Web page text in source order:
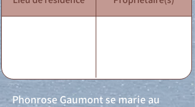
Phonrose Gaumont se marie au